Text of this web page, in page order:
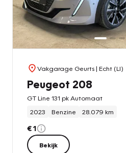
Vakgarage Geurts| Echt (LI)
Peugeot 208
GT Line 131 pk Automaat
2023
Benzine 28.079 km
€ 1
Bekijk